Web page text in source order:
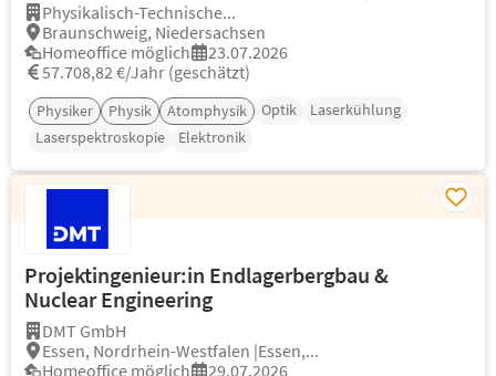
Physikalisch-Technische...
Braunschweig, Niedersachsen
Homeoffice möglich
23.07.2026
57.708,82 €/Jahr (geschätzt)
Physiker Physik Atomphysik Optik
Laserkühlung
Laserspektroskopie
Elektronik
Projektingenieur:in Endlagerbergbau &
Nuclear Engineering
DMT GmbH
Essen, Nordrhein-Westfalen |Essen,...
Homeoffice möglich
29.07.2026